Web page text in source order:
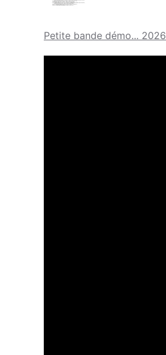
Petite bande démo... 2026